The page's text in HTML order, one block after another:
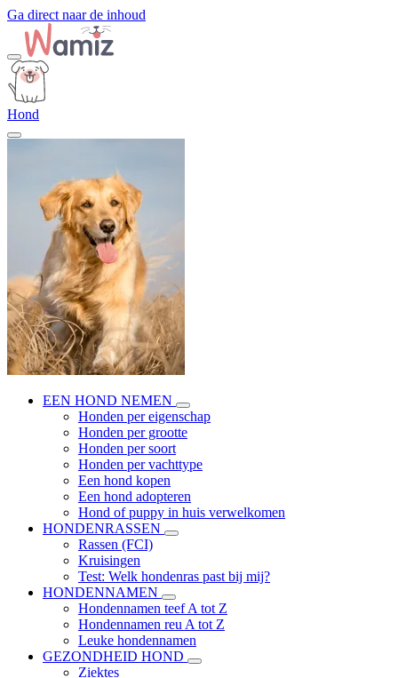
Ga direct naar de inhoud
Hond
EEN HOND NEMEN
Honden per eigenschap
Honden per grootte
Honden per soort
Honden per vachttype
Een hond kopen
Een hond adopteren
Hond of puppy in huis verwelkomen
HONDENRASSEN
Rassen (FCI)
Kruisingen
Test: Welk hondenras past bij mij?
HONDENNAMEN
Hondennamen teef A tot Z
Hondennamen reu A tot Z
Leuke hondennamen
GEZONDHEID HOND
Ziektes